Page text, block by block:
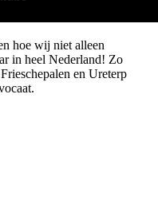
hoe wij niet alleen
in heel Nederland! Zo
en Ureterp